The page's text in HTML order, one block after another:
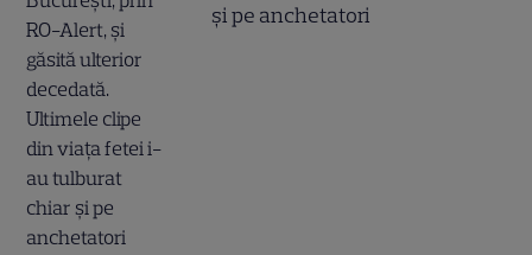
și pe anchetatori